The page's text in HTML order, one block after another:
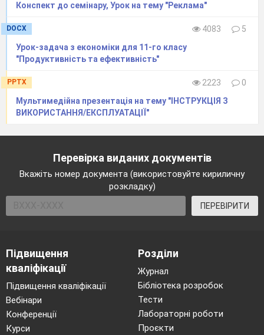
Конспект до семінару, Урок на тему "Реклама"
DOCX 4083
5
Урок-задача з економіки для 11-го класу
"Продуктивність та ефективність"
PPTX 2223
0
Мультимедійна презентація на тему "ІНСТРУКЦІЯ З
ВИКОРИСТАННЯ/ЕКСПЛУАТАЦІЇ"
Перевірка виданих документів
Вкажіть номер документа (використовуйте кириличну
розкладку)
ПЕРЕВІРИТИ
Підвищення
кваліфікації
Підвищення кваліфікації
Вебінари
Конференції
Курси
Розділи
Журнал
Бібліотека розробок
Тести
Лабораторні роботи
Проєкти